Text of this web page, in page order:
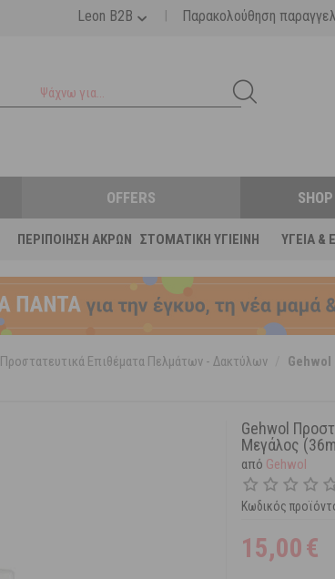
Leon B2B | Παρακολούθηση
ΠΕΡΙΠΟΊΗΣΗ ΆΚΡΩΝ ΣΤΟΜΑΤΙΚΉ ΥΓΙΕΙΝΉ ΥΓΕΊΑ &
OFFERS
Προστατευτικά Επιθέματα Πελμάτων - Δακτύλων
Gehwol
Μεγάλος
από Gehwol
Κωδικός
15,00€